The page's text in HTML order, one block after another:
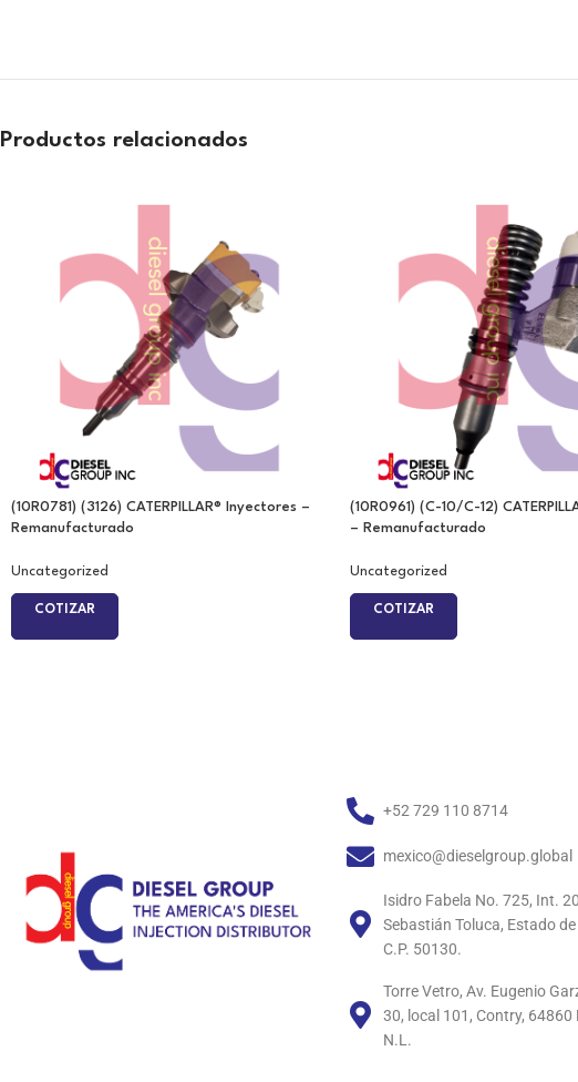
Productos relacionados
(10R0781) (3126) CATERPILLAR® Inyectores –
Remanufacturado
Uncategorized
COTIZAR
(10R0961) (C-10/C-12)
– Remanufacturado
Uncategorized
COTIZAR
+52 729 110 8714
mexico@dieselgroup.global
Isidro Fabela No. 725, Int.
Sebastián Toluca, Estado
C.P. 50130.
Torre Vetro, Av. Eugenio
30, local 101, Contry, 64860
N.L.